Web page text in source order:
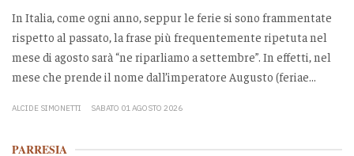
In Italia, come ogni anno, seppur le ferie si sono frammentate
rispetto al passato, la frase più frequentemente ripetuta nel
mese di agosto sarà “ne riparliamo a settembre”. In effetti, nel
mese che prende il nome dall’imperatore Augusto (feriae...
ALCIDE SIMONETTI SABATO 01 AGOSTO 2026
PARRESIA